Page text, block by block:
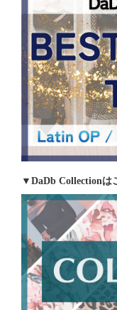
▼DaDb Collectionは